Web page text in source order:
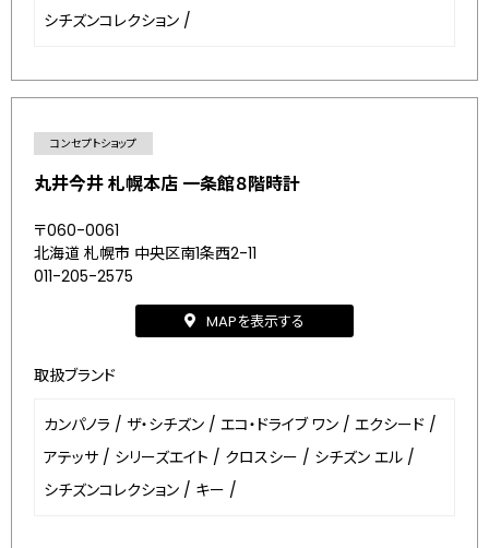
シチズンコレクション /
コンセプトショップ
丸井今井 札幌本店 一条館８階時計
〒060-0061
北海道 札幌市 中央区南1条西2-11
011-205-2575
MAPを表示する
取扱ブランド
カンパノラ / ザ・シチズン / エコ・ドライブ ワン / エクシード /
アテッサ / シリーズエイト / クロスシー / シチズン エル /
シチズンコレクション / キー /